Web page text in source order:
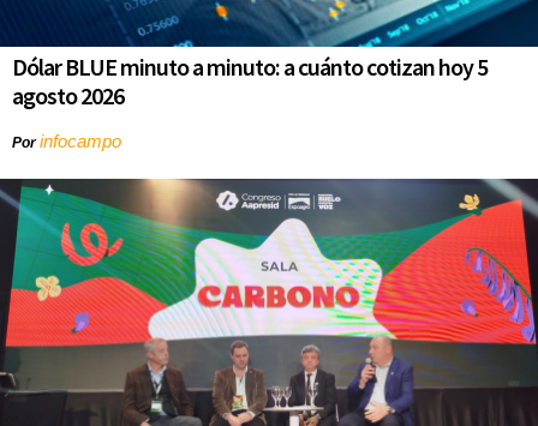
Dólar BLUE minuto a minuto: a cuánto cotizan hoy 5
agosto 2026
Porinfocampo